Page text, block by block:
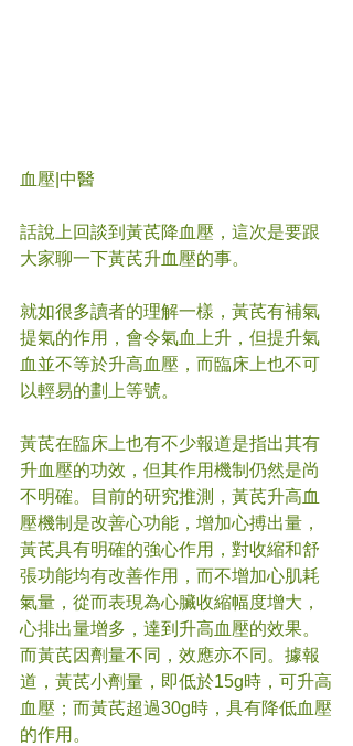
血壓 |中醫
話說上回談到黃芪降血壓，這次是要跟
大家聊一下黃芪升血壓的事。
就如很多讀者的理解一樣，黃芪有補氣
提氣的作用，會令氣血上升，但提升氣
血並不等於升高血壓，而臨床上也不可
以輕易的劃上等號。
黃芪在臨床上也有不少報道是指出其有
升血壓的功效，但其作用機制仍然是尚
不明確。目前的研究推測，黃芪升高血
壓機制是改善心功能，增加心搏出量，
黃芪具有明確的強心作用，對收縮和舒
張功能均有改善作用，而不增加心肌耗
氣量，從而表現為心臟收縮幅度增大，
心排出量增多，達到升高血壓的效果。
而黃芪因劑量不同，效應亦不同。據報
道，黃芪小劑量，即低於15g時，可升高
血壓；而黃芪超過30g時，具有降低血壓
的作用。